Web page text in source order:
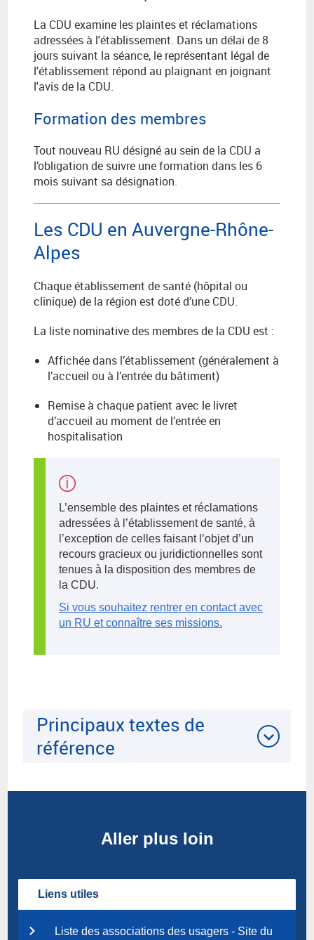
La CDU examine les plaintes et réclamations
adressées à l'établissement. Dans un délai de 8
jours suivant la séance, le représentant légal de
l'établissement répond au plaignant en joignant
l'avis de la CDU.
Formation des membres
Tout nouveau RU désigné au sein de la CDU a
l’obligation de suivre une formation dans les 6
mois suivant sa désignation.
Les CDU en Auvergne-Rhône-
Alpes
Chaque établissement de santé (hôpital ou
clinique) de la région est doté d’une CDU.
La liste nominative des membres de la CDU est :
Affichée dans l’établissement (généralement à
l’accueil ou à l’entrée du bâtiment)
Remise à chaque patient avec le livret
d’accueil au moment de l’entrée en
hospitalisation
L’ensemble des plaintes et réclamations
adressées à l’établissement de santé, à
l’exception de celles faisant l’objet d’un
recours gracieux ou juridictionnelles sont
tenues à la disposition des membres de
la CDU.
Si vous souhaitez rentrer en contact avec
un RU et connaître ses missions.
Principaux textes de
référence
Aller plus loin
Liens utiles
Liste des associations des usagers - Site du